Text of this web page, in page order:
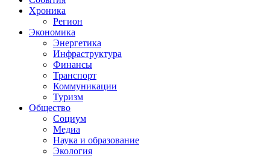
Хроника
Регион
Экономика
Энергетика
Инфраструктура
Финансы
Транспорт
Коммуникации
Туризм
Общество
Социум
Медиа
Наука и образование
Экология